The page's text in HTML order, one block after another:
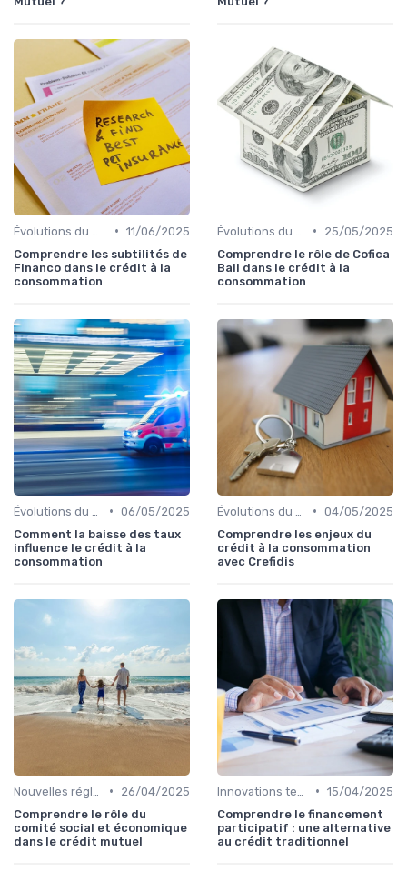
• 11/06/2025
Comprendre les subtilités de
Financo dans le crédit à la
consommation
•
25/05/2025
Comprendre le rôle de Cofica
Bail dans le crédit à la
consommation
• 06/05/2025
Comment la baisse des taux
influence le crédit à la
consommation
• 04/05/2025
Comprendre les enjeux du
crédit à la consommation
avec Crefidis
•
26/04/2025
Comprendre le rôle du
comité social et économique
dans le crédit mutuel
• 15/04/2025
Comprendre le financement
participatif : une alternative
au crédit traditionnel